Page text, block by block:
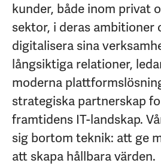
kunder, både inom privat
sektor, i deras ambitioner
digitalisera sina
långsiktiga relationer,
moderna
strategiska partnerskap
framtidens IT-landskap.
sig bortom teknik: att ge
att skapa hållbara värden.